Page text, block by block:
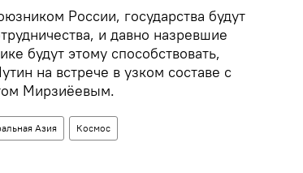
России, государства будут
и давно назревшие
будут этому способствовать,
на встрече в узком составе с
Мирзиёевым.
Азия Космос